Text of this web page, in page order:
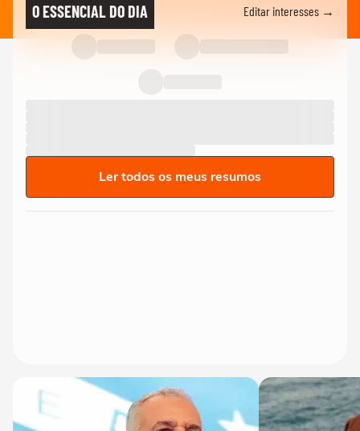
O ESSENCIAL DO DIA Editar interesses →
Ler todos os meus resumos